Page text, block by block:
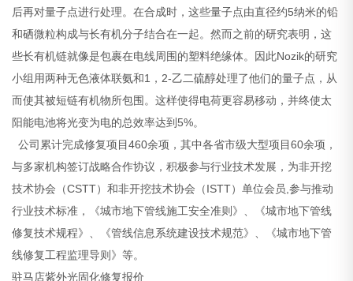
后再对量子点进行处理。在合成时，这些量子点由直径约5纳米的铅
和硒微粒构成与长有机分子结合在一起。然而之前的研究表明，这
些长有机链就像是包裹在电线周围的塑料绝缘体。因此Nozik的研究
小组用两种无色液体联氨和1，2-乙二硫醇处理了他们的量子点，从
而使其被短链有机物所包围。这样使得电荷更容易移动，并终使太
阳能电池将光变为电的总效率达到5%。
公司累计完成修复项目460余项，其中各省市级大型项目60余项，
与多家机构签订战略合作协议，积极参与行业技术发展，为非开挖
技术协会（CSTT）和非开挖技术协会（ISTT）单位会员,参与推动
行业技术标准，《城市地下管线施工安全准则》、《城市地下管线
修复技术规程》、《管线信息系统建设技术规范》、《城市地下管
线修复工程监理导则》等。
驻马店紫外光固化修复报价